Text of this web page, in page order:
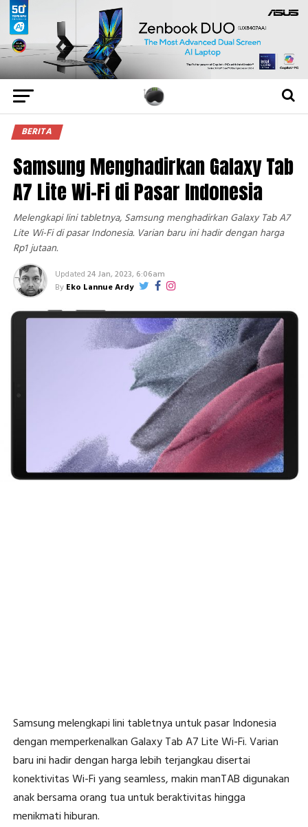
BERITA
Samsung Menghadirkan Galaxy Tab
A7 Lite Wi-Fi di Pasar Indonesia
Melengkapi lini tabletnya, Samsung menghadirkan Galaxy Tab A7
Lite Wi-Fi di pasar Indonesia. Varian baru ini hadir dengan harga
Rp1 jutaan.
Updated 24 Jan, 2023, 6:06am
By Eko Lannue Ardy
Samsung melengkapi lini tabletnya untuk pasar Indonesia
dengan memperkenalkan Galaxy Tab A7 Lite Wi-Fi. Varian
baru ini hadir dengan harga lebih terjangkau disertai
konektivitas Wi-Fi yang seamless, makin manTAB digunakan
anak bersama orang tua untuk beraktivitas hingga
menikmati hiburan.